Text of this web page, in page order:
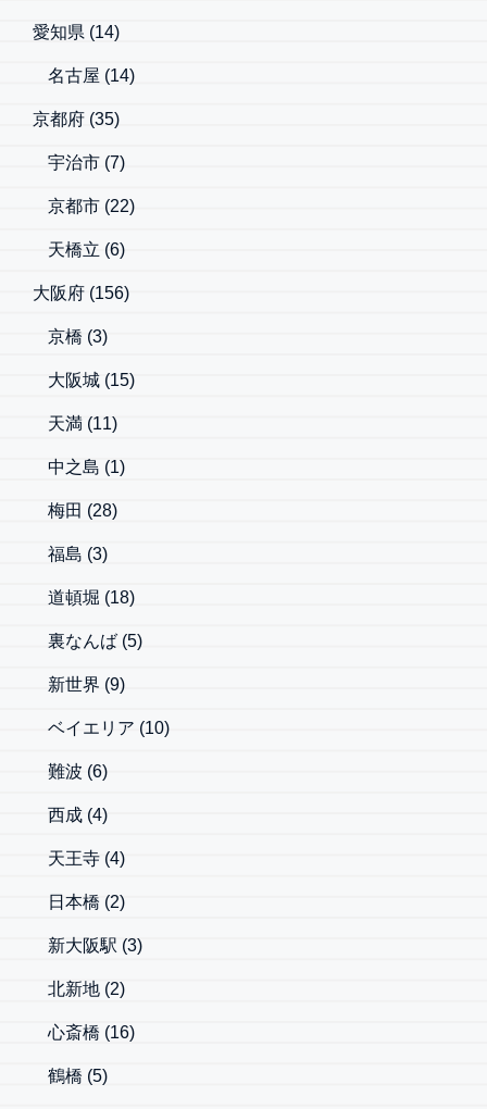
愛知県 (14)
名古屋 (14)
京都府 (35)
宇治市 (7)
京都市 (22)
天橋立 (6)
大阪府 (156)
京橋 (3)
大阪城 (15)
天満 (11)
中之島 (1)
梅田 (28)
福島 (3)
道頓堀 (18)
裏なんば (5)
新世界 (9)
ベイエリア (10)
難波 (6)
西成 (4)
天王寺 (4)
日本橋 (2)
新大阪駅 (3)
北新地 (2)
心斎橋 (16)
鶴橋 (5)